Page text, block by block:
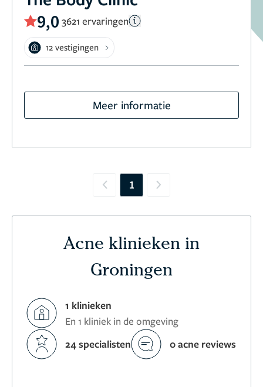
9,0 3621 ervaringen
12 vestigingen
Meer informatie
Previous
1 Next
Acne klinieken in
Groningen
1 klinieken
En 1 kliniek in de omgeving
24 specialisten
0 acne reviews